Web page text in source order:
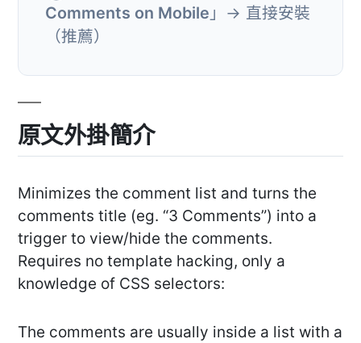
Comments on Mobile 」→ 直接安裝
（推薦）
原文外掛簡介
Minimizes the comment list and turns the
comments title (eg. “3 Comments”) into a
trigger to view/hide the comments.
Requires no template hacking, only a
knowledge of CSS selectors:
The comments are usually inside a list with a